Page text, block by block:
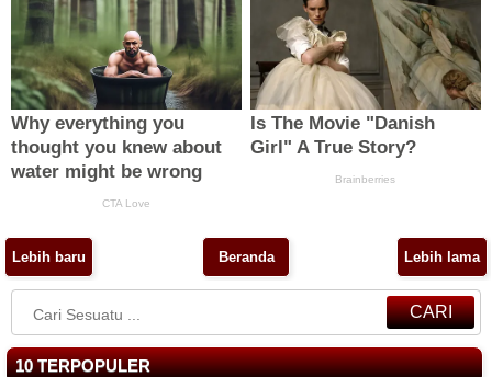
Lebih baru Lebih lama
Beranda
CARI
10 TERPOPULER